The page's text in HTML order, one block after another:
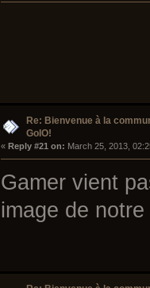
Re: Bienvenue à la
GoIO!
« Reply #21 on: March 25, 2013,
Gamer vient
image de